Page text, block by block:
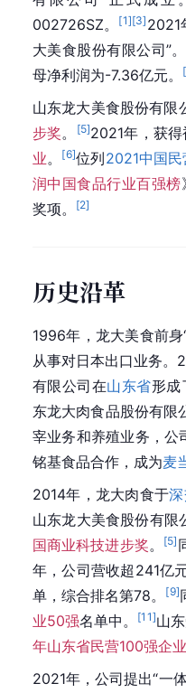
002726SZ。
[1][3] 2021
大美食股份有限公司”。
母净利润为-7.36亿元。
[
山东龙大美食股份有限
步奖。 [5]2021年，获得
业。 [6]位列2021中国
润中国食品行业百强榜
奖项。
[2]
历史沿革
1996年，龙大美食前
从事对日本出口业务。
有限公司在山东省形成
东龙大肉食品股份有限
宰业务和养殖业务，公
铭基食品合作，成为麦
2014年，龙大肉食于
山东龙大美食股份有限
国商业科技进步奖。 [5]
年，公司营收超241亿
单，综合排名第78。
[9]
业50强名单中。 [11]山
年山东省民营100强企业
2021年，公司提出“一